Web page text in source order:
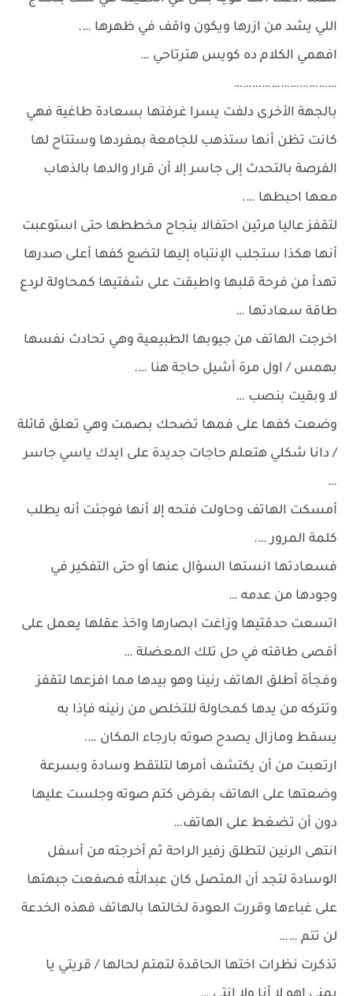
اللي يشد من ازرها ويكون واقف في ظهرها ….
افهمي الكلام ده كويس هترتاحي …
……………………………
بالجهة الأخرى دلفت يسرا غرفتها بسعادة طاغية فهي
كانت تظن أنها ستذهب للجامعة بمفردها وستتاح لها
الفرصة بالتحدث إلى جاسر إلا أن قرار والدها بالذهاب
معها احبطها ….
لتقفز عاليا مرتين احتفالا بنجاح مخططها حتى استوعبت
أنها هكذا ستجلب الإنتباه إليها لتضع كفها أعلى صدرها
تهدأ من فرحة قلبها واطبقت على شفتيها كمحاولة لردع
طاقة سعادتها …
اخرجت الهاتف من جيوبها الطبيعية وهي تحادث نفسها
بهمس / اول مرة أشيل حاجة هنا ….
لا وبقيت بنصب …
وضعت كفها على فمها تضحك بصمت وهي تعلق قائلة
/ دانا شكلي هتعلم حاجات جديدة على ايدك ياسي جاسر
…
أمسكت الهاتف وحاولت فتحه إلا أنها فوجئت أنه يطلب
كلمة المرور ….
فسعادتها انستها السؤال عنها أو حتى التفكير في
وجودها من عدمه …
اتسعت حدقتيها وزاغت ابصارها واخذ عقلها يعمل على
أقصى طاقته في حل تلك المعضلة …
وفجأة أطلق الهاتف رنينا وهو بيدها مما افزعها لتقفز
وتتركه من يدها كمحاولة للتخلص من رنينه فإذا به
يسقط ومازال يصدح صوته بارجاء المكان ….
ارتعبت من أن يكتشف أمرها لتلتقط وسادة وبسرعة
وضعتها على الهاتف بغرض كتم صوته وجلست عليها
دون أن تضغط على الهاتف…
انتهى الرنين لتطلق زفير الراحة ثم أخرجته من أسفل
الوسادة لتجد أن المتصل كان عبدالله فصفعت جبهتها
على غباءها وقررت العودة لخالتها بالهاتف فهذه الخدعة
لن تتم ……
تذكرت نظرات اختها الحاقدة لتمتم لحالها / قريتي يا